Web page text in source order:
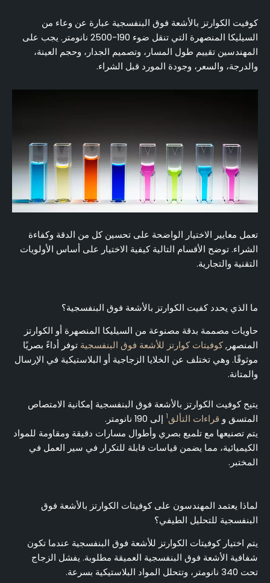
البنفسجية
كيفية تقييم موردي كوفيت الكوارتز بالأشعة فوق البنفسجية
إطار القرار خطوة بخطوة لاختيار كفيت الكوارتز بالأشعة فوق
البنفسجية
الخاتمة
كوفيت الكوارتز بالأشعة فوق البنفسجية عبارة عن وعاء من
السيليكا المنصهرة التي تنقل ضوء 190-2500 نانومتر. يجب على
المهندسين تقييم طول المسار، وتصميم الجدار، وحجم العينة،
والدرجة، والسعر، وجودة المورد قبل الشراء.
تعمل معايير الاختيار الواضحة على تحسين كل من الدقة وكفاءة
الشراء. توضح الأقسام التالية كيفية الاختيار على أساس الأولويات
التقنية والتجارية.
ما الذي يحدد كفيت الكوارتز بالأشعة فوق البنفسجية؟
حاويات مصممة بدقة مصنوعة من السيليكا المنصهرة أو الكوارتز
المنصهر,كوفيتات كوارتز للأشعة فوق البنفسجية توفر أداءً بصريًا
موثوقًا. وهي تختلف عن الخلايا الزجاجية أو البلاستيكية في الإرسال
والمتانة.
يتيح كوفيت الكوارتز بالأشعة فوق البنفسجية إمكانية الامتصاص
المتسق و قراءات التألق1 إلى 190 نانومتر.
يتم تصنيعها مع تلميع بصري وأطوال مسارات دقيقة ومقاومة للمواد
الكيميائية، مما يضمن قياسات قابلة للتكرار في سير العمل في
المختبر.
لماذا يعتمد المهندسون على كوفيتات الكوارتز بالأشعة فوق
البنفسجية للتحليل الطيفي؟
يتم اختيار كوفيتات الكوارتز للأشعة فوق البنفسجية عندما تكون
شفافية الأشعة فوق البنفسجية العميقة مطلوبة. يفشل الزجاج
تحت 340 نانومتر، وتتحلل المواد البلاستيكية بسرعة.